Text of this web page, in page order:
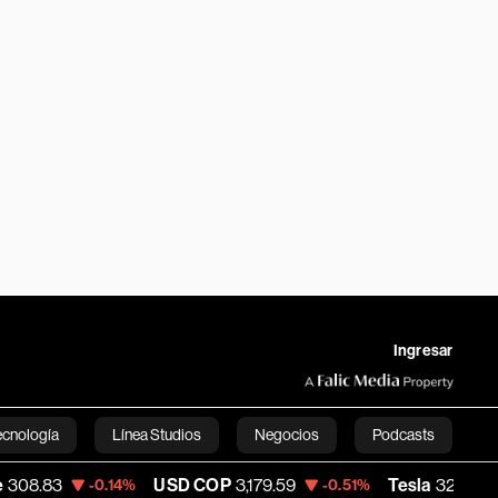
Ingresar
Línea Studios Negocios Podcasts
English
-0.14% USD COP 3,179.59 -0.51% Tesla 322.32 -1.51%